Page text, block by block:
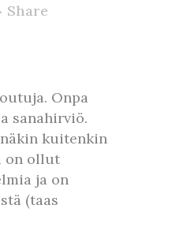
Share
Onpa
sanahirviö.
kuitenkin
on ollut
ja on
(taas